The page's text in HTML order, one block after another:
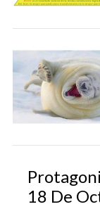
18 De